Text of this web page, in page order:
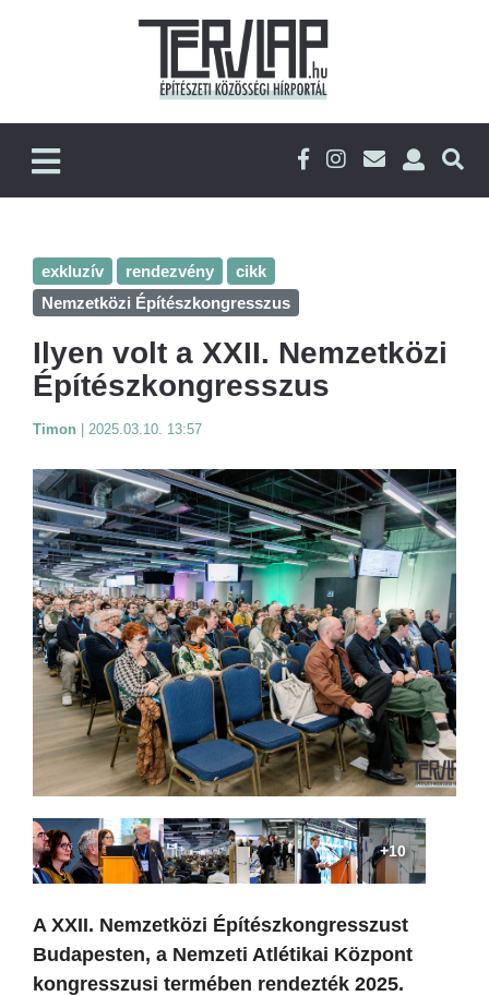
exkluzív rendezvény
cikk
Nemzetközi Építészkongresszus
Ilyen volt a XXII. Nemzetközi
Építészkongresszus
Timon 2025.03.10. 13:57
+10
A XXII. Nemzetközi Építészkongresszust
Budapesten, a Nemzeti Atlétikai Központ
kongresszusi termében rendezték 2025.